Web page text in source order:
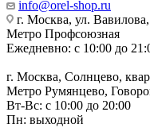
info@orel-shop.ru
г. Москва, ул.
Метро Профсоюзная
Ежедневно: с 10:00 до
г. Москва, Солнцево,
Метро Румянцево,
Вт-Вс: с 10:00 до 20:00
Пн: выходной